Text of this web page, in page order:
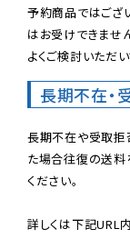
予約商品ではござ
はお受けできません
よくご検討いただ
長期不在・
長期不在や受取拒
た場合往復の送料
ください。